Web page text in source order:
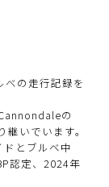
の走行記録を
の
いでいます。
とブルベ中
認定、2024年